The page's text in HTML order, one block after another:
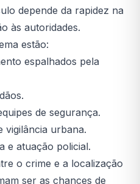
depende da rapidez na
às autoridades.
estão:
espalhados pela
de segurança.
vigilância urbana.
e atuação policial.
o crime e a localização
ser as chances de